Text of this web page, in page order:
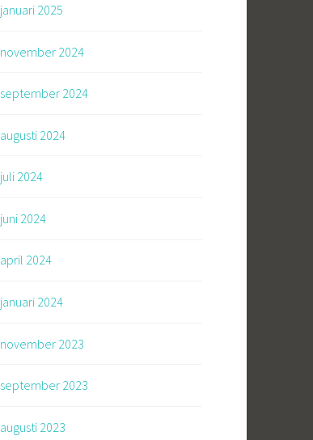
januari 2025
november 2024
september 2024
augusti 2024
juli 2024
juni 2024
april 2024
januari 2024
november 2023
september 2023
augusti 2023